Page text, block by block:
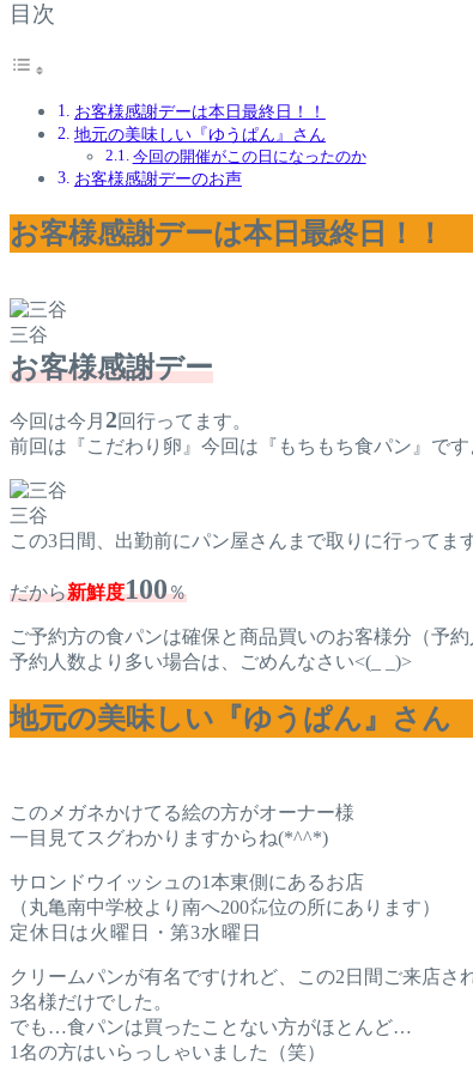
目次
お客様感謝デーは本日最終日！！
地元の美味しい『ゆうぱん』さん
今回の開催がこの日になったのか
お客様感謝デーのお声
お客様感謝デーは本日最終日！！
三谷
お客様感謝デー
今回は今月 2回行ってます。
前回は『こだわり卵』今回は『もちもち食パン』です
三谷
この3日間、出勤前にパン屋さんまで取りに行ってま
だから新鮮度100％
ご予約方の食パンは確保と商品買いのお客様分（予約
予約人数より多い場合は、ごめんなさい<(_ _)>
地元の美味しい『ゆうぱん』さん
このメガネかけてる絵の方がオーナー様
一目見てスグわかりますからね(*^^*)
サロンドウイッシュの1本東側にあるお店
（丸亀南中学校より南へ200㍍位の所にあります）
定休日は火曜日・第3水曜日
クリームパンが有名ですけれど、この2日間ご来店さ
3名様だけでした。
でも…食パンは買ったことない方がほとんど…
1名の方はいらっしゃいました（笑）